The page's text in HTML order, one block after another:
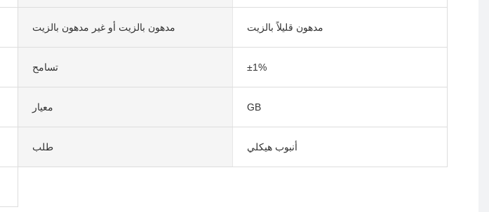
مدهون بالزيت أو غير مدهون بالزيت مدهون قليلاً بالزيت
تسامح ±1%
معيار GB
طلب أنبوب هيكلي